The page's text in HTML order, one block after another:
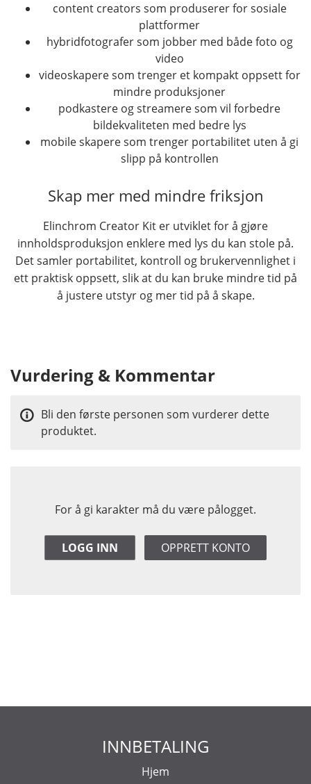
content creators som produserer for sosiale
plattformer
hybridfotografer som jobber med både foto og
video
videoskapere som trenger et kompakt oppsett for
mindre produksjoner
podkastere og streamere som vil forbedre
bildekvaliteten med bedre lys
mobile skapere som trenger portabilitet uten å gi
slipp på kontrollen
Skap mer med mindre friksjon
Elinchrom Creator Kit er utviklet for å gjøre
innholdsproduksjon enklere med lys du kan stole på.
Det samler portabilitet, kontroll og brukervennlighet i
ett praktisk oppsett, slik at du kan bruke mindre tid på
å justere utstyr og mer tid på å skape.
Vurdering & Kommentar
For å gi karakter må du være pålogget.
LOGG INN OPPRETT KONTO
Bli den første personen som vurderer dette
produktet.
INNBETALING
Hjem